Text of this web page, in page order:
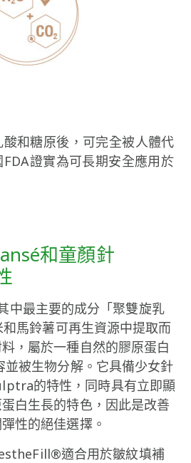
和糖原後，可完全被人體代
證實為可長期安全應用於
和童顏針
最主要的成分「聚雙旋乳
馬鈴薯可再生資源中提取而
，屬於一種自然的膠原蛋白
被生物分解。它具備少女針
的特性，同時具有立即顯
白生長的特色，因此是改善
性的絕佳選擇。
適合用於皺紋填補